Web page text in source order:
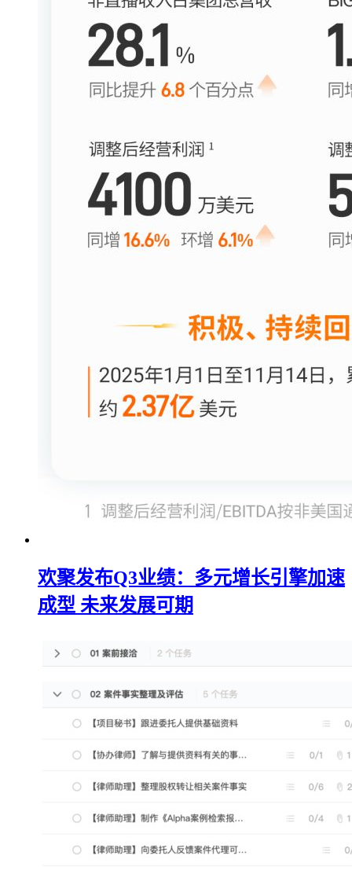
欢聚发布Q3业绩：多元增长引擎加速
成型 未来发展可期